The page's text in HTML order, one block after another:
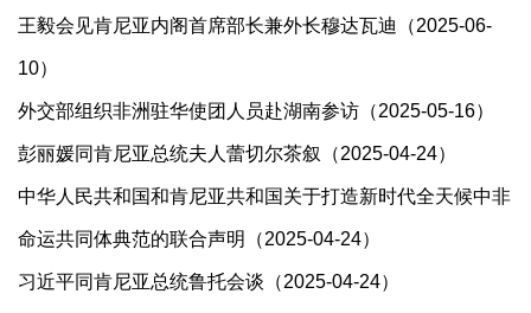
王毅会见肯尼亚内阁首席部长兼外长穆达瓦迪（2025-06-
10）
外交部组织非洲驻华使团人员赴湖南参访（2025-05-16）
彭丽媛同肯尼亚总统夫人蕾切尔茶叙（2025-04-24）
中华人民共和国和肯尼亚共和国关于打造新时代全天候中非
命运共同体典范的联合声明（2025-04-24）
习近平同肯尼亚总统鲁托会谈（2025-04-24）